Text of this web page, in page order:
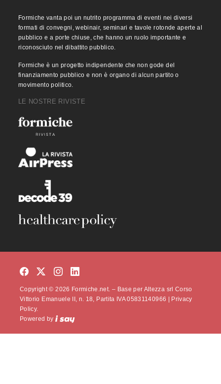
Formiche vanta poi un nutrito programma di eventi nei diversi
formati di convegni, webinair, seminari e tavole rotonde aperte al
pubblico e a porte chiuse, che hanno un ruolo importante e
riconosciuto nel dibattito pubblico.
Formiche è un progetto indipendente che non gode del
finanziamento pubblico e non è organo di alcun partito o
movimento politico.
LE NOSTRE RIVISTE
Copyright © 2026 Formiche.net. – Base per Altezza srl Corso
Vittorio Emanuele II, n. 18, Partita IVA 05831140966 |
Privacy
Policy.
Powered by